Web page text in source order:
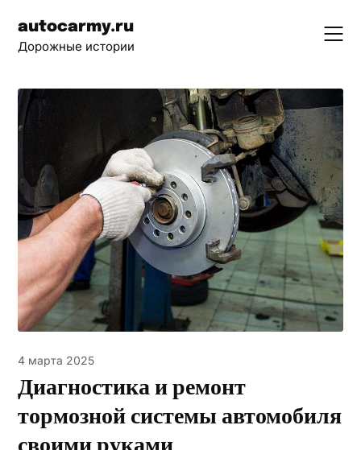
content
autocarmy.ru
Дорожные истории
4 марта 2025
Диагностика и ремонт
тормозной системы автомобиля